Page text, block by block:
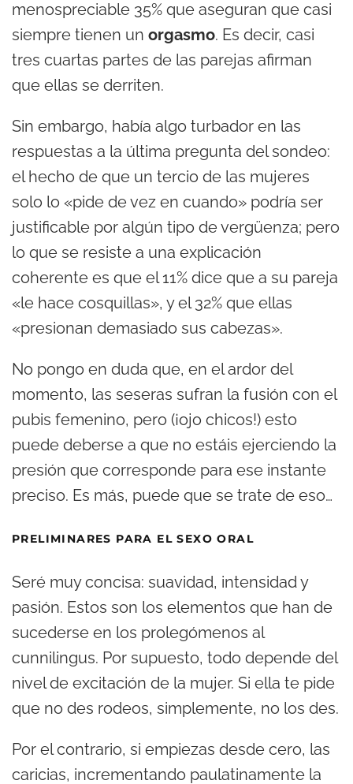
menospreciable 35% que aseguran que casi
siempre tienen un orgasmo. Es decir, casi
tres cuartas partes de las parejas afirman
que ellas se derriten.
Sin embargo, había algo turbador en las
respuestas a la última pregunta del sondeo:
el hecho de que un tercio de las mujeres
solo lo «pide de vez en cuando» podría ser
justificable por algún tipo de vergüenza; pero
lo que se resiste a una explicación
coherente es que el 11% dice que a su pareja
«le hace cosquillas», y el 32% que ellas
«presionan demasiado sus cabezas».
No pongo en duda que, en el ardor del
momento, las seseras sufran la fusión con el
pubis femenino, pero (¡ojo chicos!) esto
puede deberse a que no estáis ejerciendo la
presión que corresponde para ese instante
preciso. Es más, puede que se trate de eso…
PRELIMINARES PARA EL SEXO ORAL
Seré muy concisa: suavidad, intensidad y
pasión. Estos son los elementos que han de
sucederse en los prolegómenos al
cunnilingus. Por supuesto, todo depende del
nivel de excitación de la mujer. Si ella te pide
que no des rodeos, simplemente, no los des.
Por el contrario, si empiezas desde cero, las
caricias, incrementando paulatinamente la